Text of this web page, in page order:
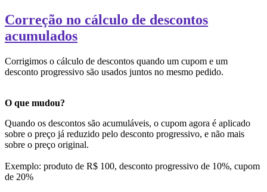
Correção no cálculo de descontos
acumulados
Corrigimos o cálculo de descontos quando um cupom e um
desconto progressivo são usados juntos no mesmo pedido.
O que mudou?
Quando os descontos são acumuláveis, o cupom agora é aplicado
sobre o preço já reduzido pelo desconto progressivo, e não mais
sobre o preço original.
Exemplo: produto de R$ 100, desconto progressivo de 10%, cupom
de 20%